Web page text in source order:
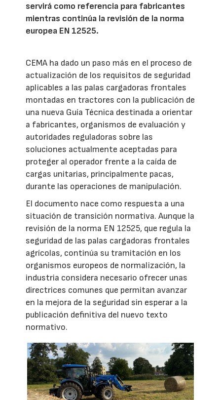
servirá como referencia para fabricantes
mientras continúa la revisión de la norma
europea EN 12525.
CEMA ha dado un paso más en el proceso de
actualización de los requisitos de seguridad
aplicables a las palas cargadoras frontales
montadas en tractores con la publicación de
una nueva Guía Técnica destinada a orientar
a fabricantes, organismos de evaluación y
autoridades reguladoras sobre las
soluciones actualmente aceptadas para
proteger al operador frente a la caída de
cargas unitarias, principalmente pacas,
durante las operaciones de manipulación.
El documento nace como respuesta a una
situación de transición normativa. Aunque la
revisión de la norma EN 12525, que regula la
seguridad de las palas cargadoras frontales
agrícolas, continúa su tramitación en los
organismos europeos de normalización, la
industria considera necesario ofrecer unas
directrices comunes que permitan avanzar
en la mejora de la seguridad sin esperar a la
publicación definitiva del nuevo texto
normativo.